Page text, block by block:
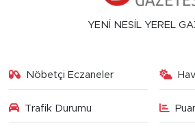
YENİ NESİL YEREL
Nöbetçi Eczaneler
Trafik Durumu